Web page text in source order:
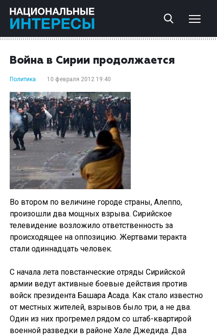
Война в Сирии продолжается
Политика 10 февраля 2012 19:40
Во втором по величине городе страны, Алеппо,
произошли два мощных взрыва. Сирийское
телевидение возложило ответственность за
происходящее на оппозицию. Жертвами теракта
стали одиннадцать человек.
С начала лета повстанческие отряды Сирийской
армии ведут активные боевые действия против
войск президента Башара Асада. Как стало известно
от местных жителей, взрывов было три, а не два.
Один из них прогремел рядом со штаб-квартирой
военной разведки в районе Хале Джедида. Два